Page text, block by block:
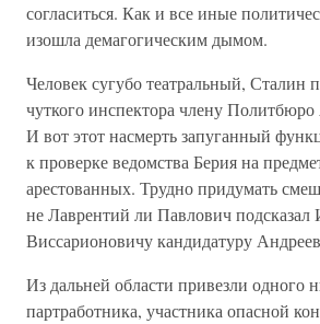
согласиться. Как и все иные
изошла демагогическим дымом.
Человек сугубо театральный, Сталин
чуткого инспектора члену
И вот этот насмерть запуганный
к проверке ведомства Берия на
арестованных. Трудно придумать
не Лаврентий ли Павлович подсказал
Виссарионовичу кандидатуру
Из дальней области привезли одного
партработника, участника опасной